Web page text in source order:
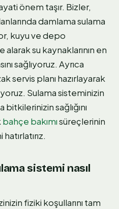
önem taşır. Bizler,
damlama sulama
kuyu ve depo
su kaynaklarının en
sağlıyoruz. Ayrıca
servis planı hazırlayarak
Sulama sisteminizin
sağlığını
bahçe bakımısüreçlerinin
sistemi nasıl
fiziki koşullarını tam